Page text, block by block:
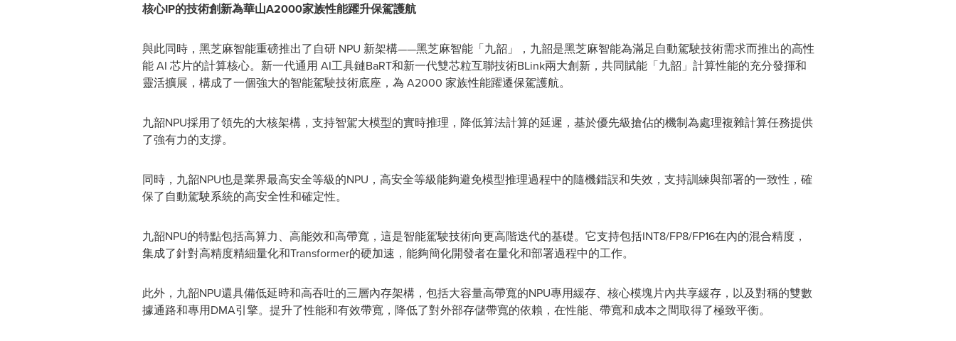
核心IP的技術創新為華山A2000家族性能躍升保駕護航
與此同時，黑芝麻智能重磅推出了自研 NPU 新架構——黑芝麻智能「九韶」，九韶是黑芝麻智能為滿足自動駕駛技術需求而推出的高性
能 AI 芯片的計算核心。新一代通用 AI工具鏈BaRT和新一代雙芯粒互聯技術BLink兩大創新，共同賦能「九韶」計算性能的充分發揮和
靈活擴展，構成了一個強大的智能駕駛技術底座，為 A2000 家族性能躍遷保駕護航。
九韶NPU採用了領先的大核架構，支持智駕大模型的實時推理，降低算法計算的延遲，基於優先級搶佔的機制為處理複雜計算任務提供
了強有力的支撐。
同時，九韶NPU也是業界最高安全等級的NPU，高安全等級能夠避免模型推理過程中的隨機錯誤和失效，支持訓練與部署的一致性，確
保了自動駕駛系統的高安全性和確定性。
九韶NPU的特點包括高算力、高能效和高帶寬，這是智能駕駛技術向更高階迭代的基礎。它支持包括INT8/FP8/FP16在內的混合精度，
集成了針對高精度精細量化和Transformer的硬加速，能夠簡化開發者在量化和部署過程中的工作。
此外，九韶NPU還具備低延時和高吞吐的三層內存架構，包括大容量高帶寬的NPU專用緩存、核心模塊片內共享緩存，以及對稱的雙數
據通路和專用DMA引擎。提升了性能和有效帶寬，降低了對外部存儲帶寬的依賴，在性能、帶寬和成本之間取得了極致平衡。